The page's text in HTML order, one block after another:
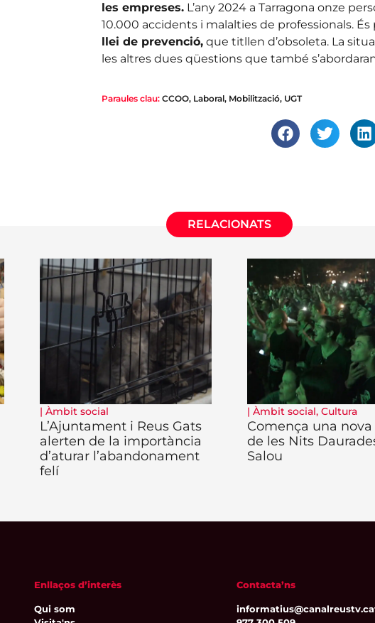
les empreses.L’any 2024 a Tarragona onze
10.000 accidents i malalties de professionals. És
llei de prevenció,que titllen d’obsoleta. La
les altres dues qüestions que també
Paraules clau: CCOO, Laboral, Mobilització, UGT
RELACIONATS
| Àmbit social
L’Ajuntament i Reus Gats
alerten de la importància
d’aturar l’abandonament
felí
| Àmbit social, Cultura
Comença una
de les Nits
Salou
Enllaços d’interès
Qui som
Contacta’ns